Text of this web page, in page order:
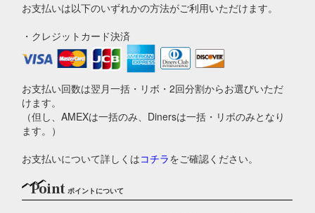
お支払いは以下のいずれかの方法がご利用いただけます。
・クレジットカード決済
お支払い回数は翌月一括・リボ・2回分割からお選びいただ
けます。
（但し、AMEXは一括のみ、Dinersは一括・リボのみとなり
ます。）
お支払いについて詳しくはコチラをご確認ください。
Point ポイントについて